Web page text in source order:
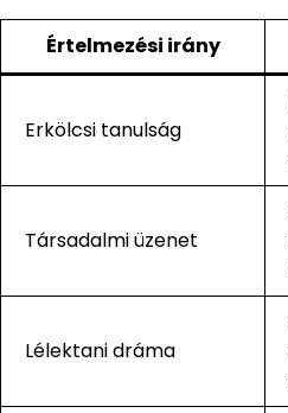
Értelmezési irány
Erkölcsi tanulság
Társadalmi üzenet
Lélektani dráma